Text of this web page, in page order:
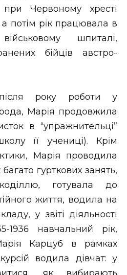
Червоному хресті
потім рік працювала в
шпиталі,
бійців австро-
року роботи у
Марія продовжила
в “упражнительці”
її учениці). Крім
Марія проводила
гурткових занять,
готувала до
життя, водила на
у звіті діяльності
1936 навчальний рік,
Карцуб в рамках
водила дівчат: у